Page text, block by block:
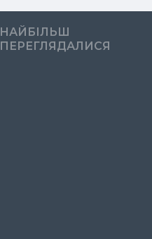
НАЙБІЛЬШ
ПЕРЕГЛЯДАЛИСЯ